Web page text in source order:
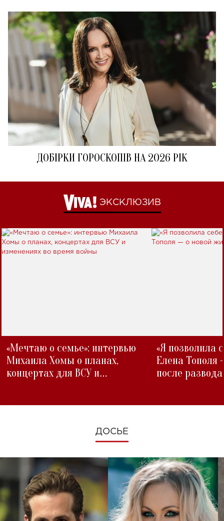
ДОБІРКИ ГОРОСКОПІВ НА 2026 РІК
ЭКСКЛЮЗИВ
«Мечтаю о семье»: интервью
Михаила Хомы о планах,
концертах для ВСУ и
«Я позволила
Елена Тополя
после развода
ДОСЬЕ